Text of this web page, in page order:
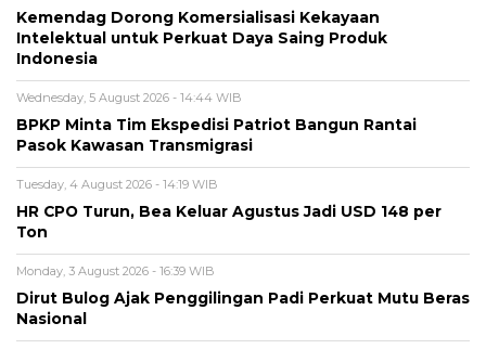
Kemendag Dorong Komersialisasi Kekayaan
Intelektual untuk Perkuat Daya Saing Produk
Indonesia
Wednesday, 5 August 2026 - 14:44 WIB
BPKP Minta Tim Ekspedisi Patriot Bangun Rantai
Pasok Kawasan Transmigrasi
Tuesday, 4 August 2026 - 14:19 WIB
HR CPO Turun, Bea Keluar Agustus Jadi USD 148 per
Ton
Monday, 3 August 2026 - 16:39 WIB
Dirut Bulog Ajak Penggilingan Padi Perkuat Mutu Beras
Nasional